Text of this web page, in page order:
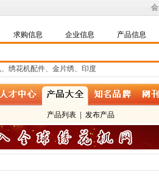
求购信息 企业信息 产品信息
绣花机配件、金片绣、印度
产品列表| 发布产品